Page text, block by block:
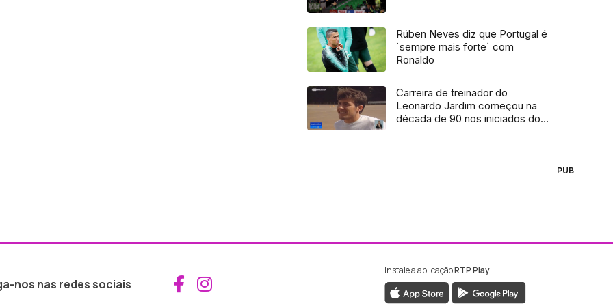
Rúben Neves diz que Portugal é
`sempre mais forte` com
Ronaldo
Carreira de treinador do
Leonardo Jardim começou na
década de 90 nos iniciados do
PUB
nos nas redes sociais Aceder ao Facebook da RTP Madeira
Aceder ao Instagram da RTP Madeira
Instale a aplicaçãoRTP Play